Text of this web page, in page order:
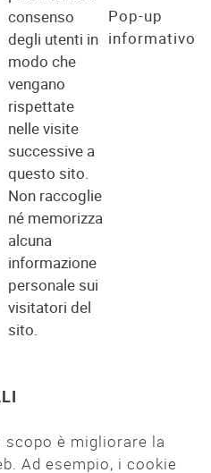
consenso
degli utenti in
modo che
vengano
rispettate
nelle visite
successive a
questo sito.
Non raccoglie
né memorizza
alcuna
informazione
personale sui
visitatori del
sito.
Pop-up
informativo
è migliorare la
Ad esempio, i cookie